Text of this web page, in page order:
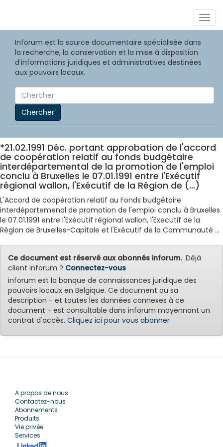
Inforum est la source documentaire spécialisée dans
la recherche, la conservation et la mise à disposition
d’informations juridiques et administratives destinées
aux pouvoirs locaux.
Chercher
*21.02.1991 Déc. portant approbation de l'accord
de coopération relatif au fonds budgétaire
interdépartemental de la promotion de l'emploi
conclu à Bruxelles le 07.01.1991 entre l'Exécutif
régional wallon, l'Exécutif de la Région de (...)
L'Accord de coopération relatif au Fonds budgétaire
interdépartemenal de promotion de l'emploi conclu à Bruxelles
le 07.01.1991 entre l'Exécutif régional wallon, l'Executif de la
Région de Bruxelles-Capitale et l'Exécutif de la Communauté ...
Ce document est réservé aux abonnés inforum.Déjà
client inforum ? Connectez-vous
inforum est la banque de connaissances juridique des
pouvoirs locaux en Belgique. Ce document ou sa
description - et toutes les données connexes à ce
document - est consultable dans inforum moyennant un
contrat d'accès. Cliquez ici pour vous abonner
A propos de nous
Contactez-nous
Abonnements
Produits
Vie privée
Services